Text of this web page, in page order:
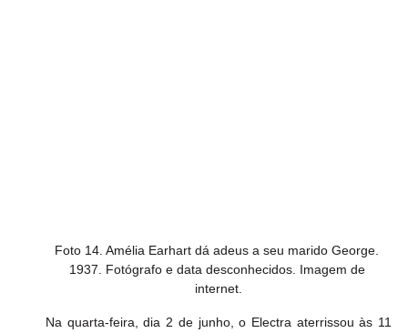
Foto 14. Amélia Earhart dá adeus a seu marido George.
1937. Fotógrafo e data desconhecidos. Imagem de
internet.
Na quarta-feira, dia 2 de junho, o Electra aterrissou às 11